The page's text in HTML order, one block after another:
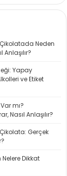
Neden
Anlaşılır?
Yapay
ve Etiket
mı?
Nasıl Anlaşılır?
Gerçek
Nelere Dikkat